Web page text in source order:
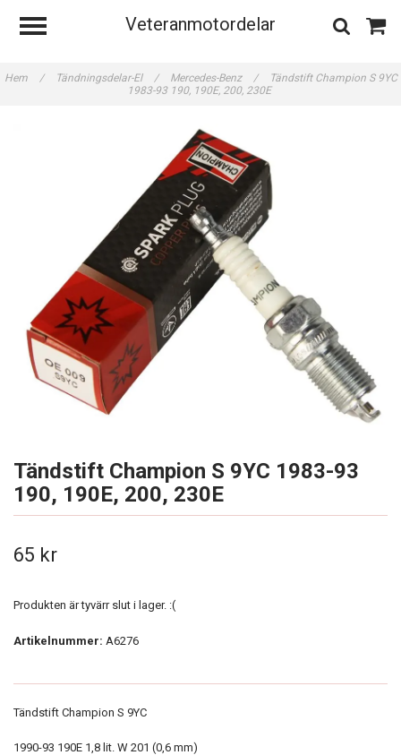
Veteranmotordelar
Hem / Tändningsdelar-El / Mercedes-Benz /
Tändstift Champion S 9YC
1983-93 190, 190E, 200, 230E
Tändstift Champion S 9YC 1983-93
190, 190E, 200, 230E
65 kr
Produkten är tyvärr slut i lager. :(
Artikelnummer: A6276
Tändstift Champion S 9YC
1990-93 190E 1,8 lit. W 201 (0,6 mm)